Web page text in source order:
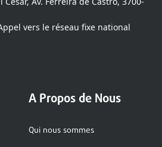
vers le réseau fixe national
A Propos de Nous
Qui nous sommes